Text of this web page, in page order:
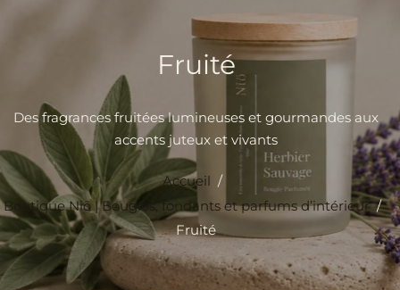
Fruité
Des fragrances fruitées lumineuses et gourmandes aux
accents juteux et vivants
Accueil /
Boutique Niõ | Bougies, fondants et parfums d’intérieur /
Fruité